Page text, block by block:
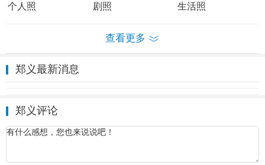
中篇小说
《远村》，人民文学出版社（当代文学丛书，1986年，北京
《老井》，中原农民出版社（中国乡土小说丛书，1986年，
写太行旱区人打井寻源为主线表现了黄河人民的艰辛。
《迷雾》，写大学选举的故事。
《冰河》，反映一次真实的冰难事件。
个人照 剧照 生活照
查看更多
郑义最新消息
郑义评论